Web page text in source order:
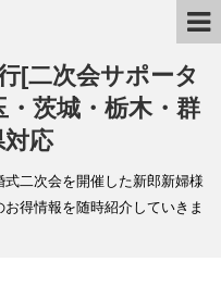
[二次会サポータ
茨城・栃木・群
対応
二次会を開催した新郎新婦様
得情報を随時紹介していきま